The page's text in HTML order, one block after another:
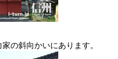
の斜向かいにあります。